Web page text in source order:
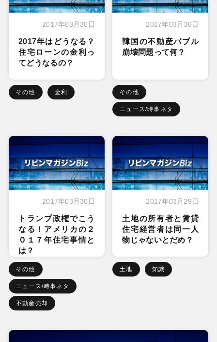
2017年03月30日
2017年はどうなる？
住宅ローンの金利っ
てどうなるの？
その他 金利
2017年03月30日
韓国の不動産バブル
崩壊問題って何？
その他
ニュース/時事ネタ
2017年03月30日
トランプ政権でこう
なる！アメリカの２
０１７年住宅事情と
は？
その他
ニュース/時事ネタ
不動産売却
2017年03月29日
土地の所有者と賃貸
住宅経営者は同一人
物じゃないとだめ？
土地 知識